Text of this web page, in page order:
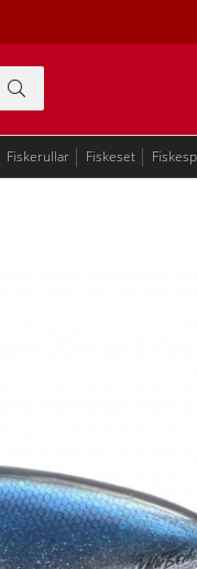
Fiskerullar Fiskeset